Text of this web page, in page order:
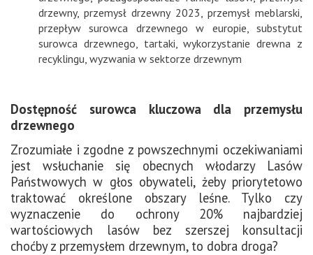
drzewny,przemysł drzewny 2023 przemysł meblarski
przepływ surowca drzewnego w europie ,substytut
surowca drzewnego
tartaki ,wykorzystanie drewna z
recyklingu wyzwania w sektorze drzewnym
Dostępność surowca kluczowa dla przemysłu
drzewnego
Zrozumiałe i zgodne z powszechnymi oczekiwaniami
jest wsłuchanie się obecnych włodarzy Lasów
Państwowych w głos obywateli, żeby priorytetowo
traktować określone obszary leśne. Tylko czy
wyznaczenie do ochrony 20% najbardziej
wartościowych lasów bez szerszej konsultacji
choćby z przemysłem drzewnym, to dobra droga?